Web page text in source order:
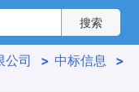
公司 > 中标信息
>